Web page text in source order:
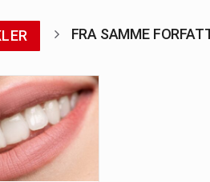
FRA SAMME